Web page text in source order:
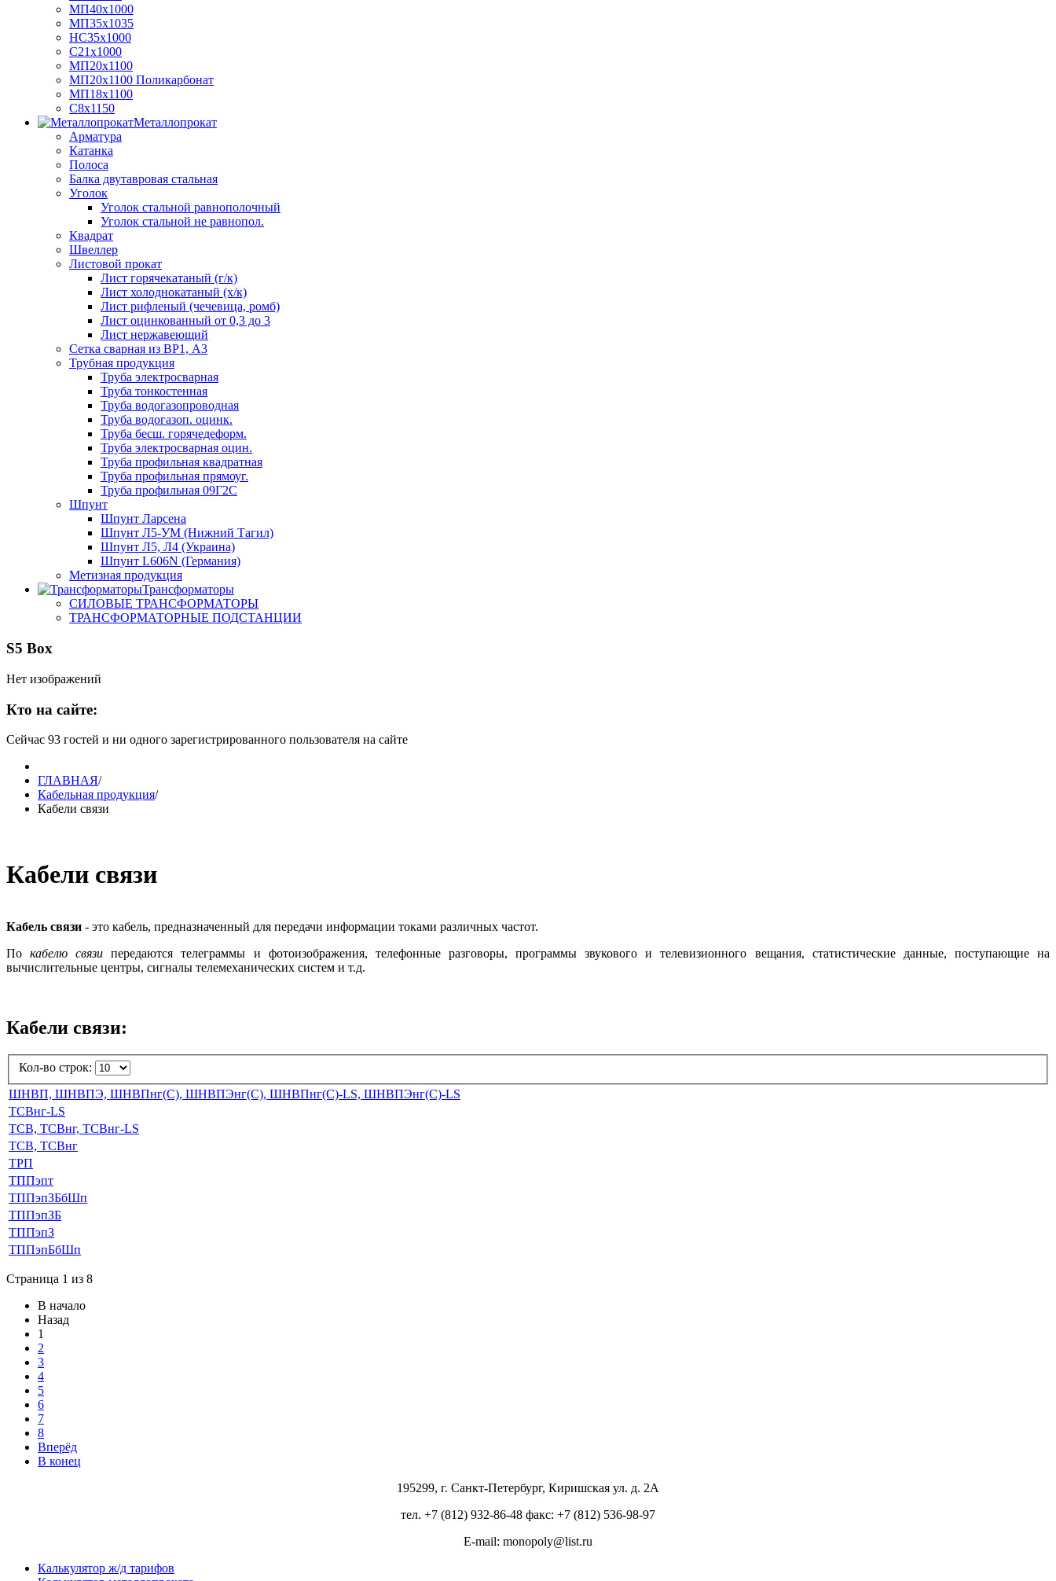
МП40х1000
МП35х1035
НС35х1000
С21х1000
МП20х1100
МП20х1100 Поликарбонат
МП18х1100
С8х1150
Металлопрокат
Арматура
Катанка
Полоса
Балка двутавровая стальная
Уголок
Уголок стальной равнополочный
Уголок стальной не равнопол.
Квадрат
Швеллер
Листовой прокат
Лист горячекатаный (г/к)
Лист холоднокатаный (х/к)
Лист рифленый (чечевица, ромб)
Лист оцинкованный от 0,3 до 3
Лист нержавеющий
Сетка сварная из ВР1, А3
Трубная продукция
Труба электросварная
Труба тонкостенная
Труба водогазопроводная
Труба водогазоп. оцинк.
Труба бесш. горячедеформ.
Труба электросварная оцин.
Труба профильная квадратная
Труба профильная прямоуг.
Труба профильная 09Г2С
Шпунт
Шпунт Ларсена
Шпунт Л5-УМ (Нижний Тагил)
Шпунт Л5, Л4 (Украина)
Шпунт L606N (Германия)
Метизная продукция
Трансформаторы
СИЛОВЫЕ ТРАНСФОРМАТОРЫ
ТРАНСФОРМАТОРНЫЕ ПОДСТАНЦИИ
S5 Box
Нет изображений
Кто на сайте:
Сейчас 93 гостей и ни одного зарегистрированного пользователя на сайте
ГЛАВНАЯ/
Кабельная продукция/
Кабели связи
Кабели связи
Кабель связи - это кабель, предназначенный для передачи информации токами различных частот.
Покабелю связи передаются телеграммы и фотоизображения, телефонные разговоры, программы звукового и телевизионного вещания, статистические данные, поступающие на
вычислительные центры, сигналы телемеханических систем и т.д.
Кабели связи:
Кол-во строк:
ШНВП, ШНВПЭ, ШНВПнг(С), ШНВПЭнг(С), ШНВПнг(С)-LS, ШНВПЭнг(С)-LS
ТСВнг-LS
ТСВ, ТСВнг, ТСВнг-LS
ТСВ, ТСВнг
ТРП
ТППэпт
ТППэпЗБбШп
ТППэпЗБ
ТППэпЗ
ТППэпБбШп
Страница 1 из 8
В начало
Назад
1
2
3
4
5
6
7
8
Вперёд
В конец
195299, г. Санкт-Петербург, Киришская ул. д. 2А
тел. +7 (812) 932-86-48 факс: +7 (812) 536-98-97
E-mail: monopoly@list.ru
Калькулятор ж/д тарифов